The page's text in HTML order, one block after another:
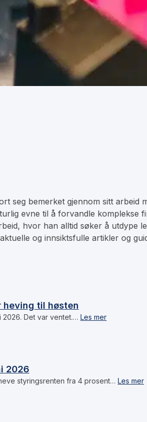
bemerket gjennom sitt arbeid
evne til å forvandle komplekse
hvor han alltid søker å utdype
og innsiktsfulle artikler og
heving til høsten
2026. Det var ventet.… Les mer
2026
styringsrenten fra 4 prosent… Les mer